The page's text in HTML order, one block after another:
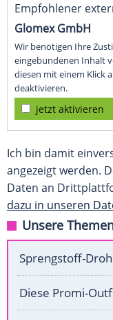
Empfohlener
Glomex GmbH
Wir benötigen Ihre
eingebundenen Inhalt
diesen mit einem Klick
deaktivieren.
jetzt aktivieren
Ich bin damit
angezeigt werden.
Daten an
dazu in unseren
Unsere
Sprengstoff-
Diese Promi-